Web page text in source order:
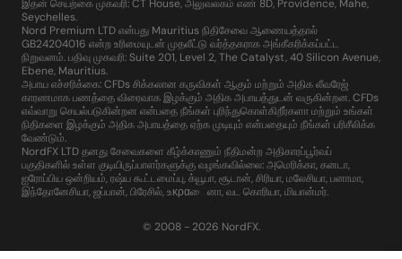
இதன் செயற்கை முகவரி: CT House, அலுவலகம் எண் 8D, Providence, Mahe,
Seychelles.
Nord Premium LTD என்பது Mauritius நிதிசேவை ஆணையத்தால்
GB24204016 என்ற உரிமையுடன் முதலீட்டு வர்த்தகராக அங்கீகரிக்கப்பட்ட
நிறுவனம். பதிவு முகவரி: Suite 201, Level 2, The Catalyst, 40 Silicon Avenue,
Ebene, Mauritius.
அபாய எச்சரிக்கை: CFDs சிக்கலான கருவிகள் ஆகும் மற்றும் அதிக லீவரேஜ்
காரணமாக பணத்தை விரைவாக இழக்கும் அதிக அபாயத்துடன் வருகின்றன. CFDs
எவ்வாறு செயல்படுகின்றன என்பதை நீங்கள் புரிந்துகொள்கிறீர்களா மற்றும் உங்கள்
நிதிகளை இழக்கும் அதிக அபாயத்தை ஏற்க முடியும் என்பதையும் நீங்கள் பரிசீலிக்க
வேண்டும்.
NordFX LTD தனது சேவைகளை கீழ்க்காணும் நீதிமன்ற அதிகாரப்பூர்வப்
பகுதிகளில் உள்ள குடியிருப்பாளர்களுக்கு வழங்கவில்லை: அமெரிக்கா, கனடா,
ஐரோப்பிய ஒன்றியம், ரஷ்ய கூட்டமைப்பு, க்யூபா, சூடான், சிரியா, மலேசியா, பனாமா,
இந்தோனேசியா, ஜப்பான், பிரேசில், உκραைனா, வட கொரியா, மியான்மர்.
© 2008 - 2026 NordFX.